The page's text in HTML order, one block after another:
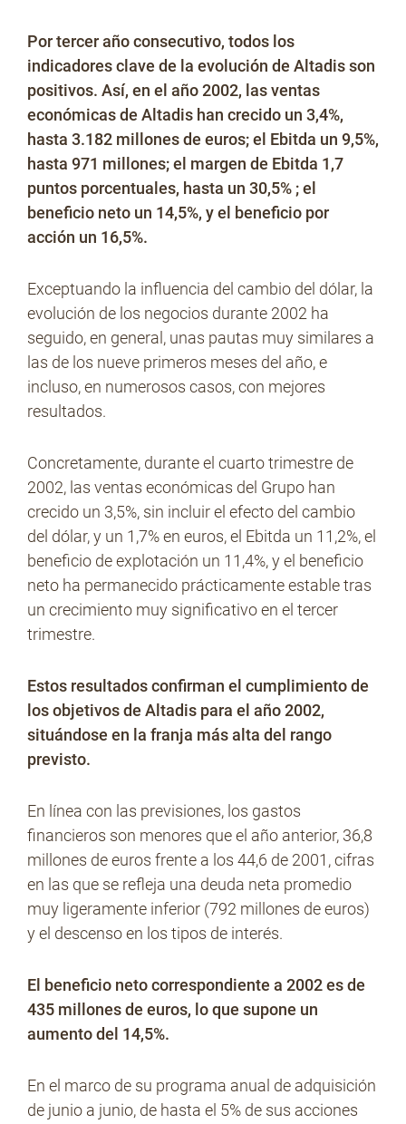
Por tercer año consecutivo, todos los
indicadores clave de la evolución de Altadis son
positivos. Así, en el año 2002, las ventas
económicas de Altadis han crecido un 3,4%,
hasta 3.182 millones de euros; el Ebitda un 9,5%,
hasta 971 millones; el margen de Ebitda 1,7
puntos porcentuales, hasta un 30,5% ; el
beneficio neto un 14,5%, y el beneficio por
acción un 16,5%.
Exceptuando la influencia del cambio del dólar, la
evolución de los negocios durante 2002 ha
seguido, en general, unas pautas muy similares a
las de los nueve primeros meses del año, e
incluso, en numerosos casos, con mejores
resultados.
Concretamente, durante el cuarto trimestre de
2002, las ventas económicas del Grupo han
crecido un 3,5%, sin incluir el efecto del cambio
del dólar, y un 1,7% en euros, el Ebitda un 11,2%, el
beneficio de explotación un 11,4%, y el beneficio
neto ha permanecido prácticamente estable tras
un crecimiento muy significativo en el tercer
trimestre.
Estos resultados confirman el cumplimiento de
los objetivos de Altadis para el año 2002,
situándose en la franja más alta del rango
previsto.
En línea con las previsiones, los gastos
financieros son menores que el año anterior, 36,8
millones de euros frente a los 44,6 de 2001, cifras
en las que se refleja una deuda neta promedio
muy ligeramente inferior (792 millones de euros)
y el descenso en los tipos de interés.
El beneficio neto correspondiente a 2002 es de
435 millones de euros, lo que supone un
aumento del 14,5%.
En el marco de su programa anual de adquisición
de junio a junio, de hasta el 5% de sus acciones